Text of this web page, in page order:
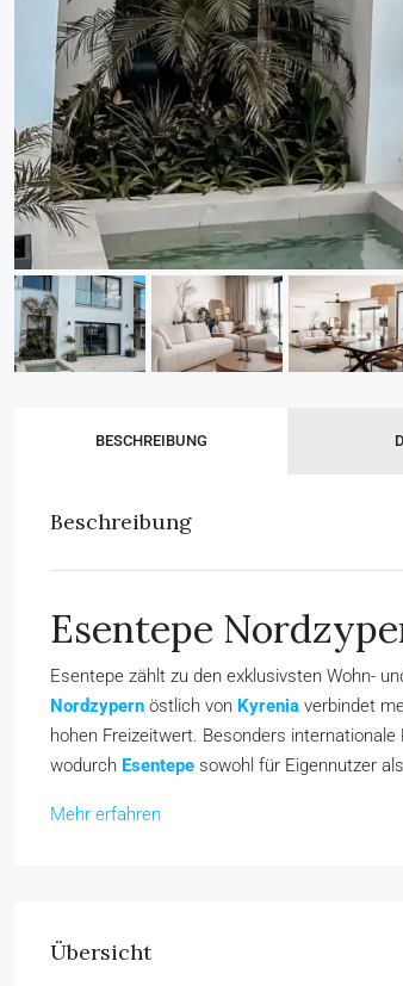
BESCHREIBUNG
Beschreibung
Esentepe
Esentepe zählt zu den exklusivsten Wohn-
Nordzypern östlich von Kyrenia verbindet
hohen Freizeitwert. Besonders
wodurch Esentepe sowohl für Eigennutzer
Mehr erfahren
Übersicht